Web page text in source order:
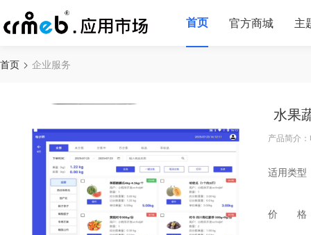
首页 官方商城 主
首页 企业服务
水果
产品简介
适用类型
价 格